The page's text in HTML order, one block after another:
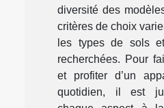
diversité des
critères de choix
les types de sols
recherchées. Pour
et profiter d’un
quotidien, il est